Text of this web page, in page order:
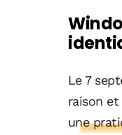
Le 7
raison
une